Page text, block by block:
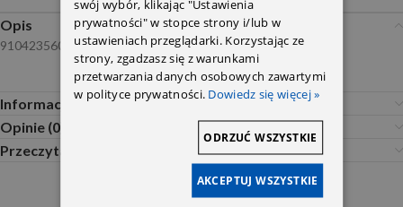
Opis
9104235600 OE
Informacje dodatkowe
Opinie (0)
Przeczytaj Przed Zakupem
swój wybór, klikając "Ustawienia
prywatności" w stopce strony i/lub w
ustawieniach przeglądarki. Korzystając ze
strony, zgadzasz się z warunkami
przetwarzania danych osobowych zawartymi
w polityce prywatności. Dowiedz się więcej »
AKCEPTUJ WSZYSTKIE
ODRZUĆ WSZYSTKIE